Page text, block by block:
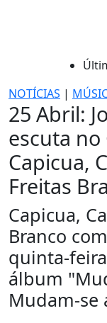
NOTÍCIAS |
25 Abril:
escuta no
Capicua,
Freitas
Capicua,
Branco
quinta-
álbum
Mudam-se